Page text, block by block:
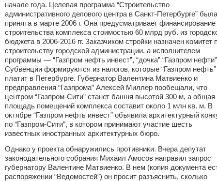
начале года. Целевая программа “Строительство
административного делового центра в Санкт-Петербурге” была
принята в марте 2006 г. Она предусматривает финансирование
строительства комплекса стоимостью 60 млрд руб. из
бюджета в 2006-2016 гг. Заказчиком стройки назначен комитет
строительству городской администрации, а исполнителем
программы — “Газпром нефть инвест”, “дочка” “Газпром
Субвенции формируются из налогов, которые “Газпром нефть”
платит в Петербурге. Губернатор Валентина Матвиенко и
предправления “Газпрома” Алексей Миллер пообещали, что
центром “Газпром-Сити” станет башня высотой 300 м, а общая
площадь помещений комплекса составит около 1 млн кв. м. В
октябре “Газпром нефть инвест” объявила архитектурный
по “Газпром-Сити”, в котором принимают участие шесть
известных иностранных архитектурных бюро.
Однако у проекта обнаружились противники. Вчера депутат
законодательного собрания Михаил Амосов направил запрос
губернатору Валентине Матвиенко. В нем (копия документа
распоряжении “Ведомостей”) он просит разъяснить, сколько